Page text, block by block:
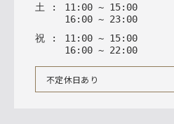
土 : 11: 00 ~ 15: 00
16: 00 ~ 23: 00
祝 : 11 : 00 ~ 15: 00
16: 00 ~ 22 : 00
不定休日あり